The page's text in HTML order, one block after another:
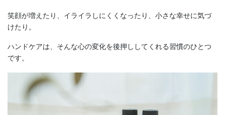
笑顔が増えたり、イライラしにくくなったり、小さな幸せに気づ
けたり。
ハンドケアは、そんな心の変化を後押ししてくれる習慣のひとつ
です。